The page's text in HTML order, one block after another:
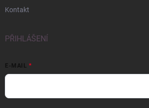
Kontakt
PŘIHLÁŠENÍ
E-MAIL